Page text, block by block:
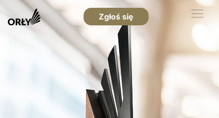
Zgłoś się